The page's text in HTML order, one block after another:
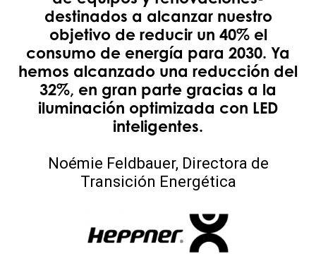
destinados a alcanzar nuestro
objetivo de reducir un 40% el
consumo de energía para 2030. Ya
hemos alcanzado una reducción del
32%, en gran parte gracias a la
iluminación optimizada con LED
inteligentes.
Noémie Feldbauer, Directora de
Transición Energética